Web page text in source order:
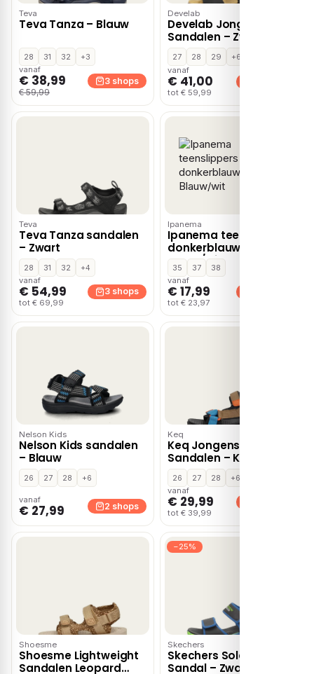
Teva
Teva Tanza – Blauw
28 31 32
+3
vanaf
€ 38,99
€ 59,99
3 shops
Develab
Develab Jongens
Sandalen – Zwart
27 28 29
+6
vanaf
€ 41,00
tot € 59,99
Teva
Teva Tanza sandalen
– Zwart
28 31 32
+4
vanaf
€ 54,99
tot € 69,99
3 shops
Ipanema
Ipanema teenslippers
donkerblauw –
Blauw/wit
35 37
38
vanaf
€ 17,99
tot € 23,97
Nelson Kids
Nelson Kids sandalen
– Blauw
26 27 28 +6
vanaf
€ 27,99 2 shops
Keq
Keq Jongens
Sandalen – Khaki
26 27 28
+6
vanaf
€ 29,99
tot € 39,99
Shoesme
Shoesme Lightweight
Sandalen Leopard
−25%
Skechers
Skechers Sola Glow
Sandal – Zwart